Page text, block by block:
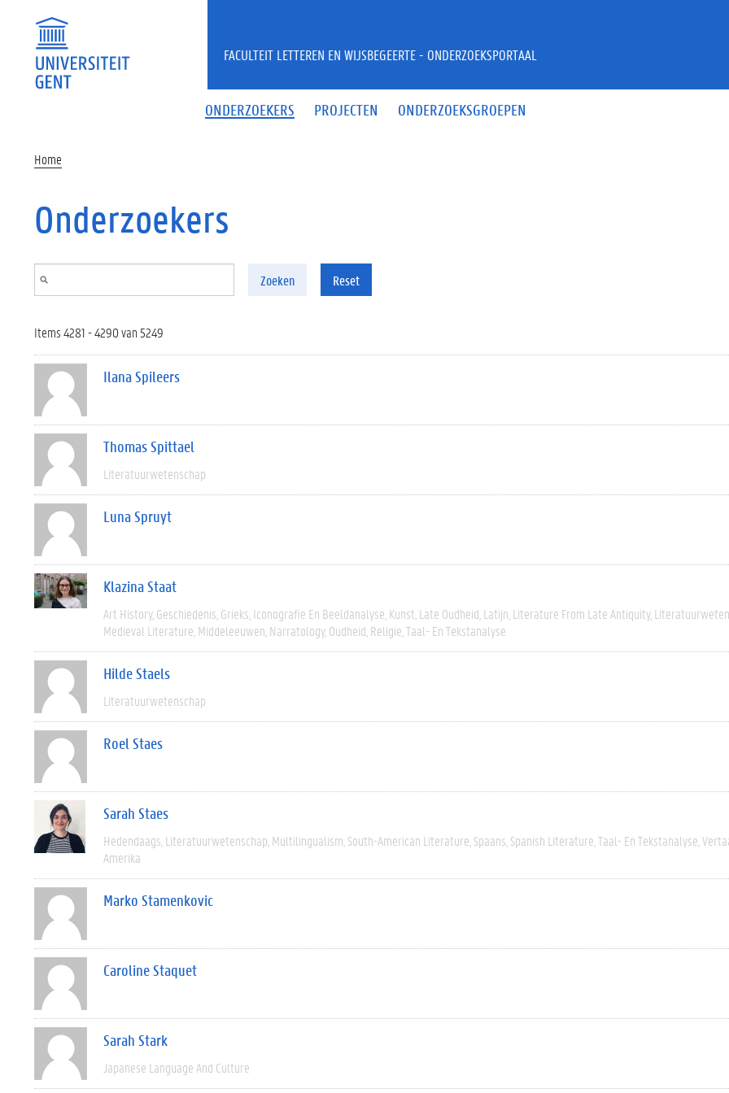
ONDERZOEKERS PROJECTEN ONDERZOEKSGROEPEN
FACULTEIT LETTEREN EN WIJSBEGEERTE - ONDERZOEKSPORTAAL
Home
Onderzoekers
Zoeken Reset
Items 4281 - 4290 van 5249
Ilana Spileers
Thomas Spittael
Literatuurwetenschap
Luna Spruyt
Klazina Staat
Art History Geschiedenis Grieks Iconografie En Beeldanalyse Kunst Late Oudheid Latijn Literature From Late Antiquity
Medieval Literature Middeleeuwen Narratology Oudheid Religie Taal- En Tekstanalyse
Hilde Staels
Literatuurwetenschap
Roel Staes
Sarah Staes
Hedendaags Literatuurwetenschap Multilingualism South-American Literature Spaans Spanish Literature Taal- En Tekstanalyse
Amerika
Marko Stamenkovic
Caroline Staquet
Sarah Stark
Japanese Language And Culture